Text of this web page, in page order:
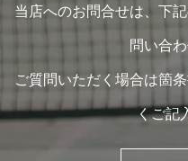
当店へのお問合せは、下
問い合
ご質問いただく場合は箇
くご記